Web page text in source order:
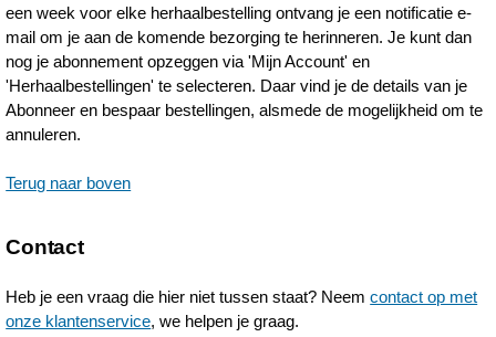
een week voor elke herhaalbestelling ontvang je een notificatie e-
mail om je aan de komende bezorging te herinneren. Je kunt dan
nog je abonnement opzeggen via 'Mijn Account' en
'Herhaalbestellingen' te selecteren. Daar vind je de details van je
Abonneer en bespaar bestellingen, alsmede de mogelijkheid om te
annuleren.
Terug naar boven
Contact
Heb je een vraag die hier niet tussen staat? Neemcontact op met
onze klantenservice, we helpen je graag.